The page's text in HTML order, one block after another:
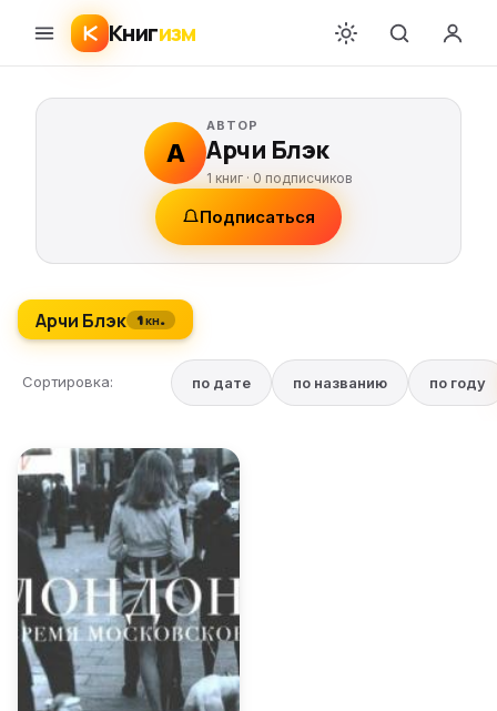
Книгизм
А
АВТОР
Арчи Блэк
1 книг · 0 подписчиков
Подписаться
Арчи Блэк 1 кн.
Сортировка: по дате по названию по году